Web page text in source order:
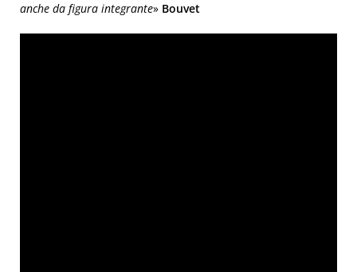
anche da figura integrante» Bouvet